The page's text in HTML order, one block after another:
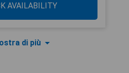
AVAILABILITY
di più